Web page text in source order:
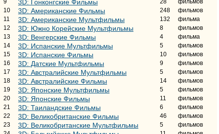
9 3D: Гонконгские Фильмы 28
фильмов
10
3D: Американские Фильмы 248
фильмов
11
3D: Американские Мультфильмы 132
фильма
12
3D: Южно Корейские Мультфильмы 8
фильмов
13
3D: Венгерские Фильмы 4
фильма
14
3D: Испанские Мультфильмы 5
фильмов
15
3D: Испанские Фильмы 10
фильмов
16
3D: Датские Мультфильмы 9
фильмов
17
3D: Австралийские Мультфильмы 5
фильмов
18
3D: Австралийские Фильмы 14
фильмов
19
3D: Японские Мультфильмы 5
фильмов
20
3D: Японские Фильмы 11
фильмов
21
3D: Таиландские Фильмы 6
фильмов
22
3D: Великобританские Фильмы 46
фильмов
23
3D: Великобританские Мультфильмы 5
фильмов